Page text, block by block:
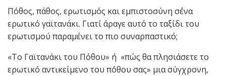
Πόθος, πάθος, ερωτισμός και εμπιστοσύνη σ΄ένα
ερωτικό γαϊτανάκι. Γιατί άραγε αυτό το ταξίδι του
ερωτισμού παραμένει το πιο συναρπαστικό;
«Το Γαϊτανάκι του Πόθου» ή «πώς θα πλησιάσετε το
ερωτικό αντικείμενο του πόθου σας» μια σύγχρονη,